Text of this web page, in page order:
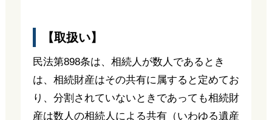
【取扱い】
民法第898条は、相続人が数人であるとき
は、相続財産はその共有に属すると定めてお
り、分割されていないときであっても相続財
産は数人の相続人による共有（いわゆる遺産